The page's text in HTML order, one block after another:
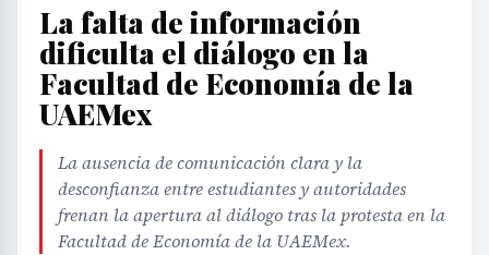
La falta de información
dificulta el diálogo en la
Facultad de Economía de la
UAEMex
La ausencia de comunicación clara y la
desconfianza entre estudiantes y autoridades
frenan la apertura al diálogo tras la protesta en la
Facultad de Economía de la UAEMex.